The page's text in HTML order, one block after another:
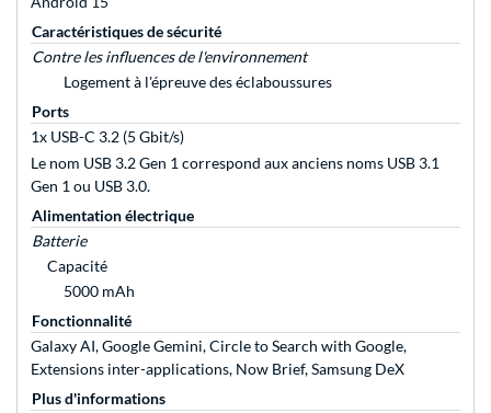
Caractéristiques de sécurité
Contre les influences de l'environnement
Logement à l'épreuve des éclaboussures
Ports
1x USB-C 3.2 (5 Gbit/s)
Le nom USB 3.2 Gen 1 correspond aux anciens noms USB 3.1
Gen 1 ou USB 3.0.
Alimentation électrique
Batterie
Capacité
5000 mAh
Fonctionnalité
Galaxy AI, Google Gemini, Circle to Search with Google,
Extensions inter-applications, Now Brief, Samsung DeX
Plus d'informations